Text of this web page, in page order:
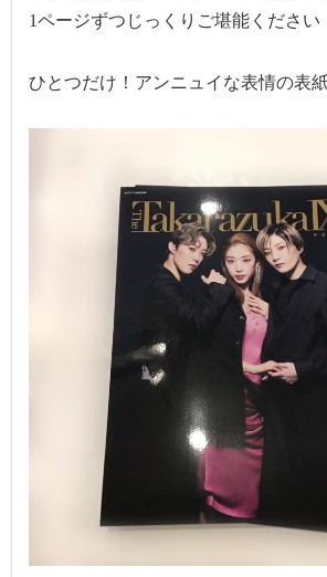
1ページずつじっくりご堪能ください
ひとつだけ！アンニュイな表情の表